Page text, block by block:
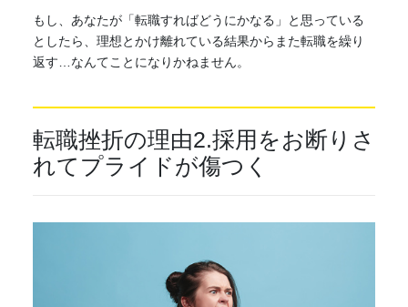
もし、あなたが「転職すればどうにかなる」と思っている
としたら、理想とかけ離れている結果からまた転職を繰り
返す…なんてことになりかねません。
転職挫折の理由2.採用をお断りさ
れてプライドが傷つく